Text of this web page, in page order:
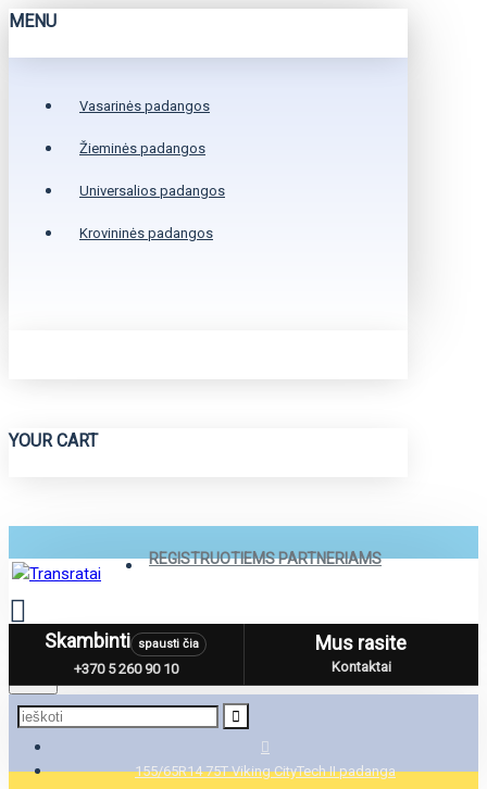
MENU
Vasarinės padangos
Žieminės padangos
Universalios padangos
Krovininės padangos
YOUR CART
REGISTRUOTIEMS PARTNERIAMS
MenuSkambinti spausti čia
+370 5 260 90 10
Mus rasite
Kontaktai
155/65R14 75T Viking CityTech II padanga